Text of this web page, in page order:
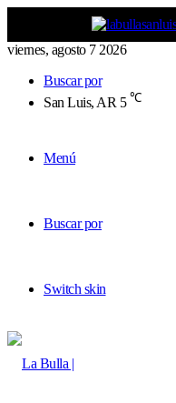
viernes, agosto 7 2026
Buscar por
San Luis, AR 5 ℃
Menú
Buscar por
Switch skin